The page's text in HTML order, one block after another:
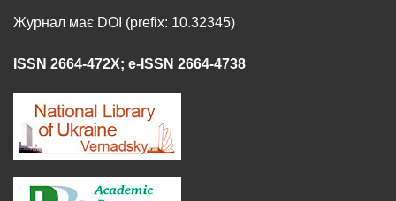
Журнал має DOI (prefix: 10.32345)
ISSN 2664-472X; e-ISSN 2664-4738